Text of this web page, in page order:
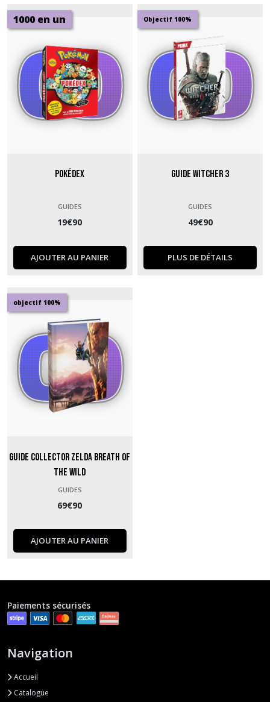
1000 en un
Pokédex
GUIDES
19€90
AJOUTER AU PANIER
Objectif 100%
Guide Witcher 3
GUIDES
49€90
PLUS DE DÉTAILS
objectif 100%
Guide Collector Zelda Breath of
the Wild
GUIDES
69€90
AJOUTER AU PANIER
Paiements sécurisés
Navigation
Accueil
Catalogue